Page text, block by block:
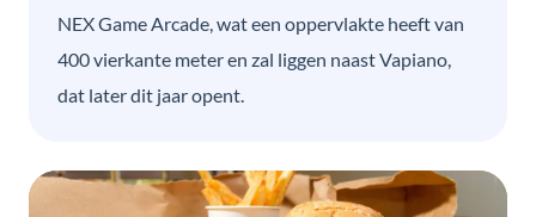
NEX Game Arcade, wat een oppervlakte heeft van
400 vierkante meter en zal liggen naast Vapiano,
dat later dit jaar opent.